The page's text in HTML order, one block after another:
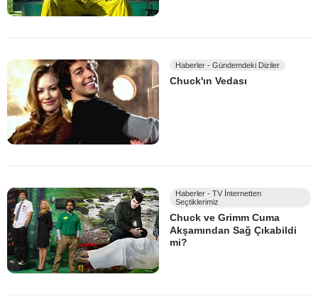
Haberler - Gündemdeki Diziler
Chuck'ın Vedası
Haberler - TV İnternetten
Seçtiklerimiz
Chuck ve Grimm Cuma
Akşamından Sağ Çıkabildi
mi?